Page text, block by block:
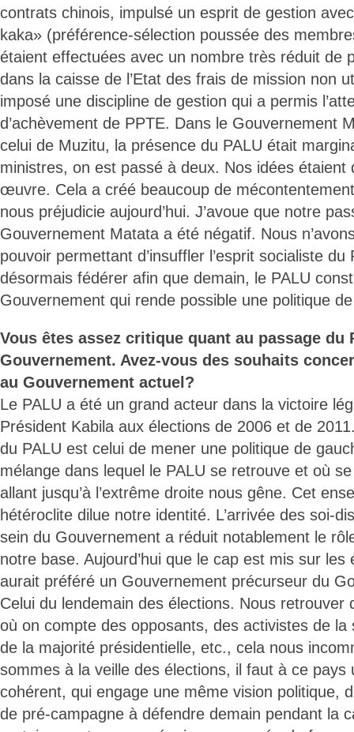
contrats chinois, impulsé un esprit de gestion
kaka» (préférence-sélection poussée des
étaient effectuées avec un nombre très réduit de
dans la caisse de l’Etat des frais de mission non
imposé une discipline de gestion qui a permis
d’achèvement de PPTE. Dans le Gouvernement
celui de Muzitu, la présence du PALU était
ministres, on est passé à deux. Nos idées étaient
œuvre. Cela a créé beaucoup de
nous préjudicie aujourd’hui. J’avoue que notre
Gouvernement Matata a été négatif. Nous
pouvoir permettant d’insuffler l’esprit socialiste du
désormais fédérer afin que demain, le PALU
Gouvernement qui rende possible une politique
Vous êtes assez critique quant au passage du
Gouvernement. Avez-vous des souhaits
au Gouvernement actuel?
Le PALU a été un grand acteur dans la victoire
Président Kabila aux élections de 2006 et de
du PALU est celui de mener une politique de
mélange dans lequel le PALU se retrouve et où
allant jusqu’à l’extrême droite nous gêne. Cet
hétéroclite dilue notre identité. L’arrivée des soi-
sein du Gouvernement a réduit notablement le
notre base. Aujourd’hui que le cap est mis sur les
aurait préféré un Gouvernement précurseur du
Celui du lendemain des élections. Nous retrouver
où on compte des opposants, des activistes de la
de la majorité présidentielle, etc., cela nous
sommes à la veille des élections, il faut à ce pays
cohérent, qui engage une même vision politique,
de pré-campagne à défendre demain pendant la